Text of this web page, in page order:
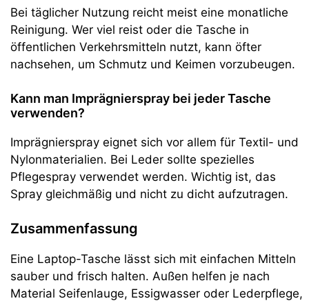
Bei täglicher Nutzung reicht meist eine monatliche
Reinigung. Wer viel reist oder die Tasche in
öffentlichen Verkehrsmitteln nutzt, kann öfter
nachsehen, um Schmutz und Keimen vorzubeugen.
Kann man Imprägnierspray bei jeder Tasche
verwenden?
Imprägnierspray eignet sich vor allem für Textil- und
Nylonmaterialien. Bei Leder sollte spezielles
Pflegespray verwendet werden. Wichtig ist, das
Spray gleichmäßig und nicht zu dicht aufzutragen.
Zusammenfassung
Eine Laptop-Tasche lässt sich mit einfachen Mitteln
sauber und frisch halten. Außen helfen je nach
Material Seifenlauge, Essigwasser oder Lederpflege,